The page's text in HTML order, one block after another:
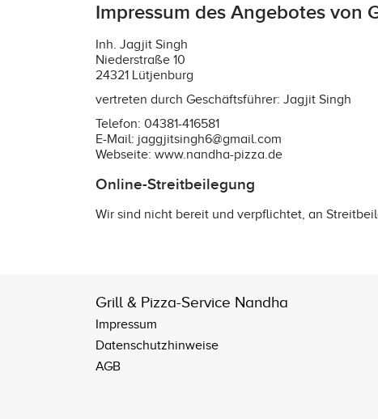
Impressum des Angebotes von
Inh. Jagjit Singh
Niederstraße 10
24321 Lütjenburg
vertreten durch Geschäftsführer: Jagjit Singh
Telefon: 04381-416581
E-Mail: jaggjitsingh6@gmail.com
Webseite: www.nandha-pizza.de
Online-Streitbeilegung
Wir sind nicht bereit und verpflichtet, an
Grill & Pizza-Service Nandha
Impressum
Datenschutzhinweise
AGB